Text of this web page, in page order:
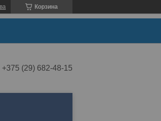
Корзина
+375 (29) 682-48-15